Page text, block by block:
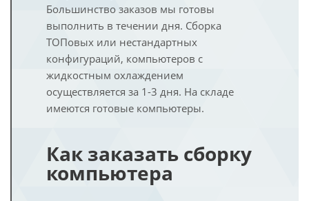
Большинство заказов мы готовы
выполнить в течении дня. Сборка
ТОПовых или нестандартных
конфигураций, компьютеров с
жидкостным охлаждением
осуществляется за 1-3 дня. На складе
имеются готовые компьютеры.
Как заказать сборку
компьютера